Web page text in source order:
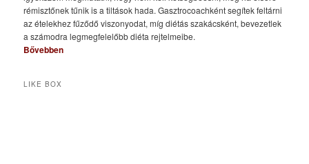
rémisztőnek tűnik is a tiltások hada. Gasztrocoachként segítek feltárni
az ételekhez fűződő viszonyodat, míg diétás szakácsként, bevezetlek
a számodra legmegfelelőbb diéta rejtelmeibe.
Bővebben
LIKE BOX